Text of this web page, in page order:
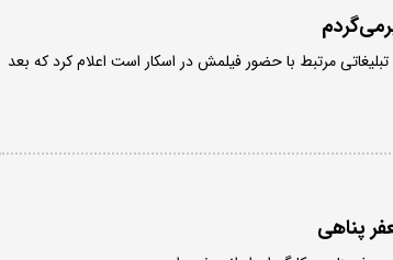
مرتبط با حضور فیلمش در اسکار است اعلام کرد که بعد
پناهی